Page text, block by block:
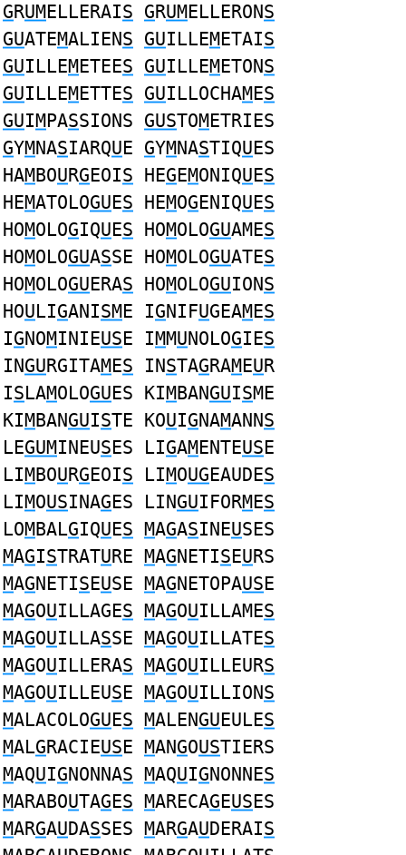
GRUMELLERAIS GRUMELLERONS
GUATEMALIENS GUILLEMETAIS
GUILLEMETEES GUILLEMETONS
GUILLEMETTES GUILLOCHAMES
GUIMPASSIONS GUSTOMETRIES
GYMNASIARQUE GYMNASTIQUES
HAMBOURGEOIS HEGEMONIQUES
HEMATOLOGUES HEMOGENIQUES
HOMOLOGIQUES HOMOLOGUAMES
HOMOLOGUASSE HOMOLOGUATES
HOMOLOGUERAS HOMOLOGUIONS
HOULIGANISME IGNIFUGEAMES
IGNOMINIEUSE IMMUNOLOGIES
INGURGITAMES INSTAGRAMEUR
ISLAMOLOGUES KIMBANGUISME
KIMBANGUISTE KOUIGNAMANNS
LEGUMINEUSES LIGAMENTEUSE
LIMBOURGEOIS LIMOUGEAUDES
LIMOUSINAGES LINGUIFORMES
LOMBALGIQUES MAGASINEUSES
MAGISTRATURE MAGNETISEURS
MAGNETISEUSE MAGNETOPAUSE
MAGOUILLAGES MAGOUILLAMES
MAGOUILLASSE MAGOUILLATES
MAGOUILLERAS MAGOUILLEURS
MAGOUILLEUSE MAGOUILLIONS
MALACOLOGUES MALENGUEULES
MALGRACIEUSE MANGOUSTIERS
MAQUIGNONNAS MAQUIGNONNES
MARABOUTAGES MARECAGEUSES
MARGAUDASSES MARGAUDERAIS